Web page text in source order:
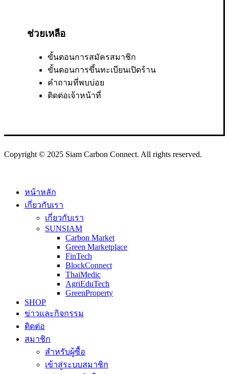
ช่วยเหลือ
ขั้นตอนการสมัครสมาชิก
ขั้นตอนการขึ้นทะเบียนเปิดร้าน
คำถามที่พบบ่อย
ติดต่อเจ้าหน้าที่
Copyright © 2025 Siam Carbon Connect. All rights reserved.
Close
หน้าหลัก
เกี่ยวกับเรา
เกี่ยวกับเรา
SUNSIAM
Carbon Market
Green Marketplace
FinTech
BlockConnect
ThaiMedic
AgriEduTech
GreenProperty
SHOP
ข่าวและกิจกรรม
ติดต่อ
สมาชิก
สำหรับผู้ซื้อ
เข้าสู่ระบบสมาชิก